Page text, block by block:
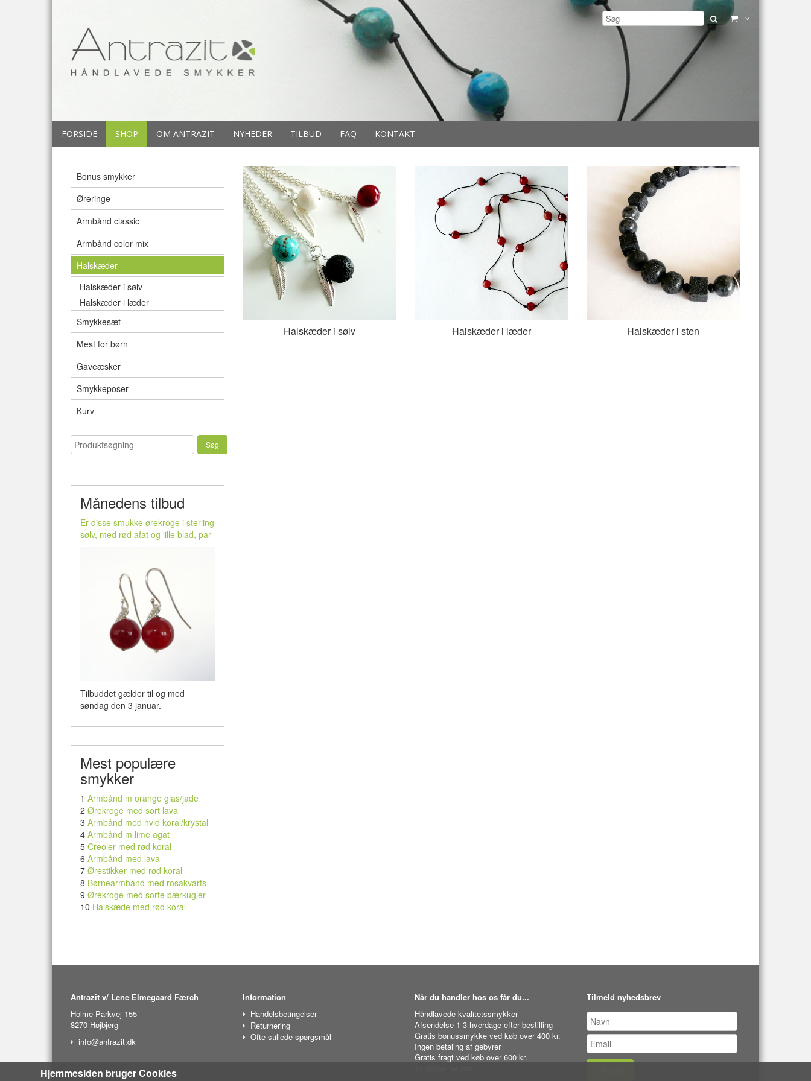
FORSIDE SHOP OM ANTRAZIT NYHEDER TILBUD FAQ KONTAKT
Bonus smykker
Øreringe
Armbånd classic
Armbånd color mix
Halskæder
Halskæder i sølv
Halskæder i læder
Smykkesæt
Mest for børn
Gaveæsker
Smykkeposer
Kurv
Månedens tilbud
Er disse smukke ørekroge i sterling
sølv, med rød afat og lille blad, par
Tilbuddet gælder til og med
søndag den 3 januar.
Mest populære
smykker
1 Armbånd m orange glas/jade
2 Ørekroge med sort lava
3 Armbånd med hvid koral/krystal
4 Armbånd m lime agat
5 Creoler med rød koral
6 Armbånd med lava
7 Ørestikker med rød koral
8 Børnearmbånd med rosakvarts
9 Ørekroge med sorte bærkugler
10 Halskæde med rød koral
Halskæder i sølv Halskæder i læder Halskæder i sten
Antrazit v/ Lene Elmegaard Færch
Holme Parkvej 155
8270 Højbjerg
info@antrazit.dk
Information
Handelsbetingelser
Returnering
Ofte stillede spørgsmål
Når du handler hos os får du...
Håndlavede kvalitetssmykker
Afsendelse 1-3 hverdage efter bestilling
Gratis bonussmykke ved køb over 400 kr.
Ingen betaling af gebyrer
Gratis fragt ved køb over 600 kr.
Tilmeld nyhedsbrev
Hjemmesiden bruger Cookies